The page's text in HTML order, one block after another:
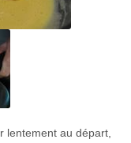
lentement au départ,